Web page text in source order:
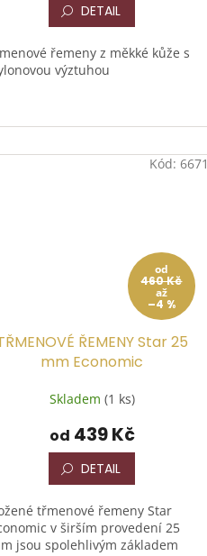
DETAIL
řemeny z měkké kůže s
výztuhou
od
460 Kč
až
–4 %
ŘEMENY Star 25
mm Economic
Skladem (1 ks)
od 439 Kč
DETAIL
třmenové řemeny Star
v širším provedení 25
jsou spolehlivým základem
Kód: 6671